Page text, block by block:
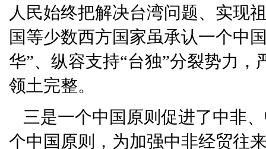
人民始终把解决台湾问题、实现
国等少数西方国家虽承认一个中
华”、纵容支持“台独”分裂势力
领土完整。
三是一个中国原则促进了中非
个中国原则，为加强中非经贸往